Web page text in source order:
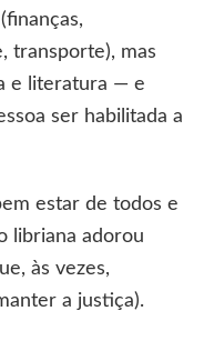
transporte), mas
e literatura — e
ser habilitada a
estar de todos e
libriana adorou
às vezes,
a justiça).